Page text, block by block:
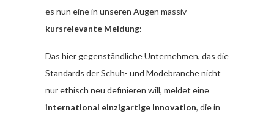
es nun eine in unseren Augen massiv
kursrelevante Meldung:
Das hier gegenständliche Unternehmen, das die
Standards der Schuh- und Modebranche nicht
nur ethisch neu definieren will, meldet eine
international einzigartige Innovation, die in